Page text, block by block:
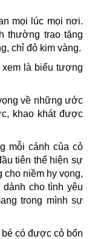
mọi lúc mọi nơi.
thường trao tặng
chỉ đỏ kim vàng.​
là biểu tượng
về những ước
khao khát được
mỗi cánh của cỏ
tiên thể hiện sự
niềm hy vọng,
cho tình yêu
trong mình sự
có được cỏ bốn